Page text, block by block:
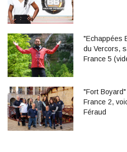
"Echappées
du Vercors,
France 5
"Fort
France 2,
Féraud